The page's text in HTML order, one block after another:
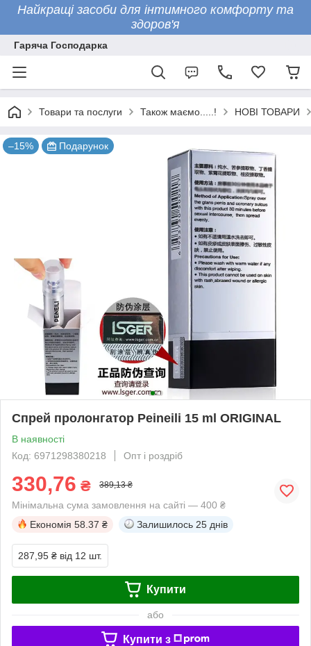
Найкращі засоби для інтимного комфорту та
здоров'я
Гаряча Господарка
Товари та послуги Також маємо.....! НОВІ ТОВАРИ
–15% Подарунок
Спрей пролонгатор Peineili 15 ml ORIGINAL
В наявності
Код: 6971298380218
Опт і роздріб
330,76 ₴ 389,13 ₴
Мінімальна сума замовлення на сайті — 400 ₴
Економія 58.37 ₴ Залишилось 25 днів
287,95 ₴ від 12 шт.
Купити
або
Купити з